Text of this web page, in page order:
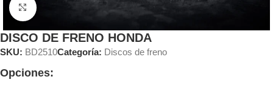
Clic para ampliar
DISCO DE FRENO HONDA
SKU: BD2510Categoría: Discos de freno
Opciones: